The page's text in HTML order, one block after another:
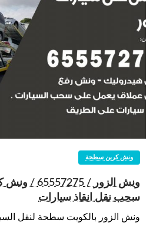
ونش كرين سطحة
ونش الزور /
سحب نقل انقاذ سيارات
ونش الزور بالكويت سطحة لنقل